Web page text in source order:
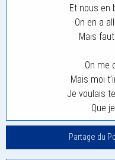
Et nous en
On en a
Mais
On me
Mais moi
Je voulais
Que
Partage du